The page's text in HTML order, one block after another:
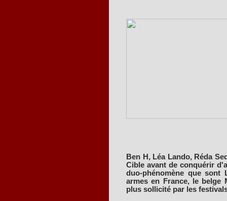
Ben H, Léa Lando, Réda
Cible avant de conquérir
duo-phénomène que
armes en France, le belge
plus sollicité par les